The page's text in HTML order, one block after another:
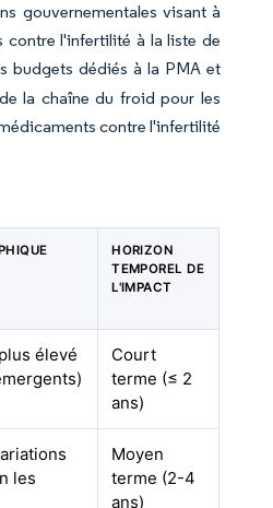
gouvernementales visant à
contre l'infertilité à la liste de
budgets dédiés à la PMA et
la chaîne du froid pour les
contre l'infertilité
HORIZON
TEMPOREL DE
L'IMPACT
élevé
Court
terme (≤ 2
ans)
les
Moyen
terme (2-4
ans)